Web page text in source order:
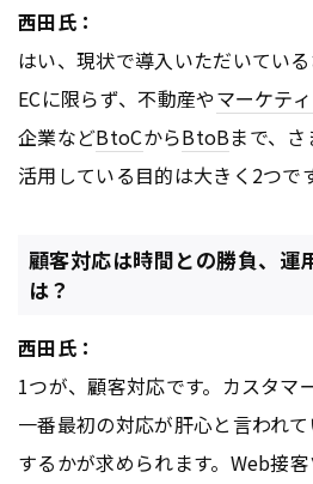
西田氏：
はい、現状で導入いただいてい
ECに限らず、不動産やマーケテ
企業などBtoCからBtoBまで、
活用している目的は大きく2つで
顧客対応は時間との勝負、運
は？
西田氏：
1つが、顧客対応です。カスタマ
一番最初の対応が肝心と言われ
するかが求められます。Web接